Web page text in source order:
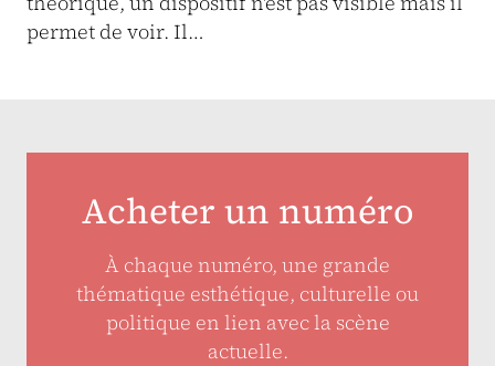
permet de voir. Il…
Acheter un numéro
À chaque numéro, une grande
thématique esthétique, culturelle ou
politique en lien avec la scène
actuelle.